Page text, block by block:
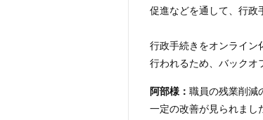
促進などを通して、行政
行政手続きをオンライン
行われるため、バックオ
阿部様： 職員の残業削減
一定の改善が見られまし